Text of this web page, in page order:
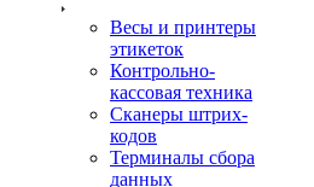
Весы и принтеры
этикеток
Контрольно-
кассовая техника
Сканеры штрих-
кодов
Терминалы сбора
данных